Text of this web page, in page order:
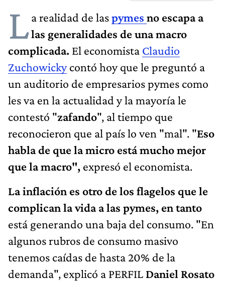
La realidad de laspymes no escapa a
las generalidades de una macro
complicada. El economista Claudio
Zuchowickycontó hoy que le preguntó a
un auditorio de empresarios pymes como
les va en la actualidad y la mayoría le
contestó "zafando", al tiempo que
reconocieron que al país lo ven "mal". "Eso
habla de que la micro está mucho mejor
que la macro", expresó el economista.
La inflación es otro de los flagelos que le
complican la vida a las pymes, en tanto
está generando una baja del consumo. "En
algunos rubros de consumo masivo
tenemos caídas de hasta 20% de la
demanda", explicó a PERFIL Daniel Rosato